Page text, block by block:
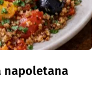
napoletana